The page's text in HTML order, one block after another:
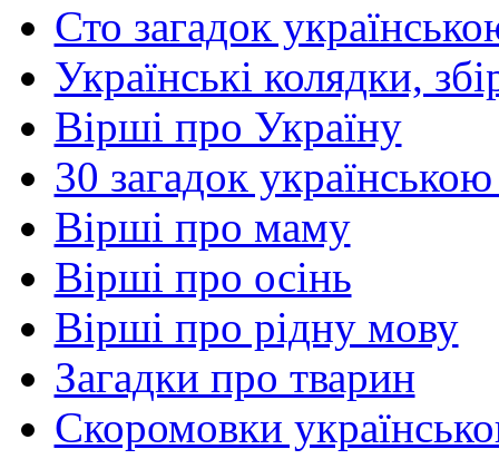
Сто загадок
Українські колядки,
Вірші про Україну
30 загадок
Вірші про маму
Вірші про осінь
Вірші про рідну мову
Загадки про тварин
Скоромовки